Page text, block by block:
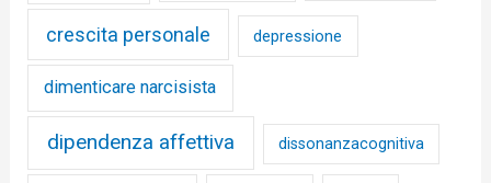
crescita personale depressione
dimenticare narcisista
dipendenza affettiva dissonanzacognitiva